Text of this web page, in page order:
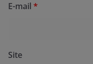
E-mail *
Site